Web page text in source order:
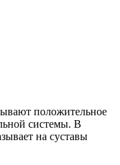
положительное
системы. В
на суставы